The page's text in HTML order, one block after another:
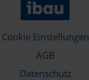
Cookie Einstellungen
AGB
Datenschutz